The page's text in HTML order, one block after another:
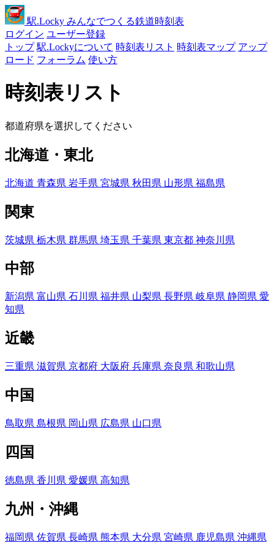
駅.Locky みんなでつくる鉄道時刻表
ログイン ユーザー登録
トップ 駅.Lockyについて 時刻表リスト 時刻表マップ アップ
ロード フォーラム 使い方
時刻表リスト
都道府県を選択してください
北海道・東北
北海道 青森県 岩手県 宮城県 秋田県 山形県 福島県
関東
茨城県 栃木県 群馬県 埼玉県 千葉県 東京都 神奈川県
中部
新潟県 富山県 石川県 福井県 山梨県 長野県 岐阜県 静岡県 愛
知県
近畿
三重県 滋賀県 京都府 大阪府 兵庫県 奈良県 和歌山県
中国
鳥取県 島根県 岡山県 広島県 山口県
四国
徳島県 香川県 愛媛県 高知県
九州・沖縄
福岡県 佐賀県 長崎県 熊本県 大分県 宮崎県 鹿児島県 沖縄県